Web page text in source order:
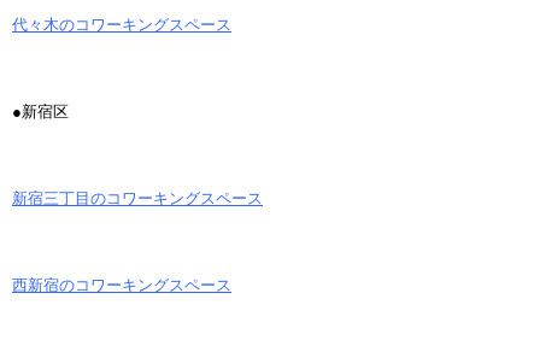
代々木のコワーキングスペース
●新宿区
新宿三丁目のコワーキングスペース
西新宿のコワーキングスペース